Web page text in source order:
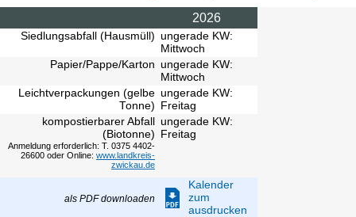
2026
Siedlungsabfall (Hausmüll) ungerade KW:
Mittwoch
Papier/Pappe/Karton ungerade KW:
Mittwoch
Leichtverpackungen (gelbe
Tonne)
ungerade KW:
Freitag
kompostierbarer Abfall
(Biotonne)
Anmeldung erforderlich: T. 0375 4402-
26600 oder Online: www.landkreis-
zwickau.de
ungerade KW:
Freitag
als PDF downloaden
Kalender
zum
ausdrucken